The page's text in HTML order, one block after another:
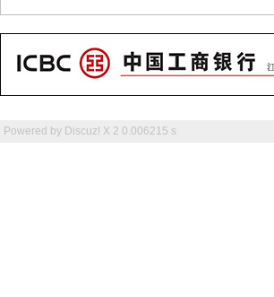
Powered by Discuz! X 2 0.006215 s